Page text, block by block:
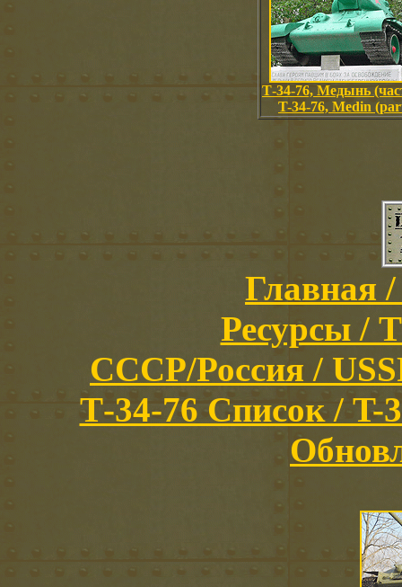
Т-34-76, Медынь
T-34-76, Medin
Главная
Ресурсы /
СССР/Россия /
Т-34-76 Список / T-